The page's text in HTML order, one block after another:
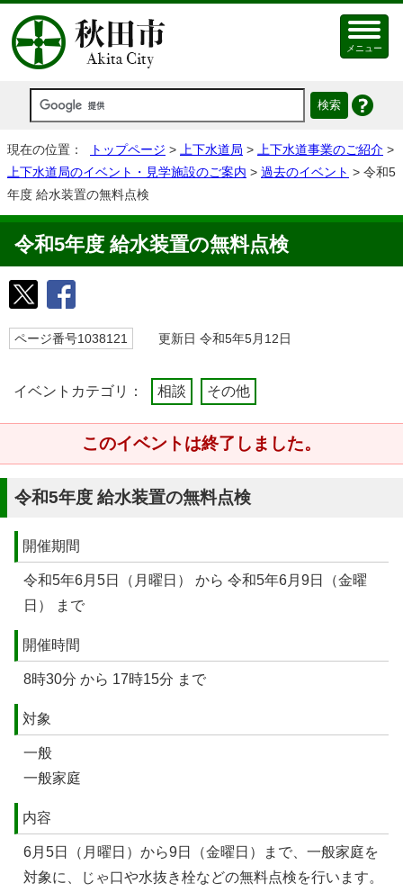
メニュー
現在の位置： トップページ > 上下水道局 > 上下水道事業のご紹介 >
上下水道局のイベント・見学施設のご案内 > 過去のイベント > 令和5
年度 給水装置の無料点検
令和5年度 給水装置の無料点検
ページ番号1038121 更新日 令和5年5月12日
イベントカテゴリ： 相談 その他
このイベントは終了しました。
令和5年度 給水装置の無料点検
開催期間
令和5年6月5日（月曜日） から 令和5年6月9日（金曜
日） まで
開催時間
8時30分 から 17時15分 まで
対象
一般
一般家庭
内容
6月5日（月曜日）から9日（金曜日）まで、一般家庭を
対象に、じゃ口や水抜き栓などの無料点検を行います。